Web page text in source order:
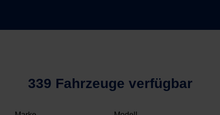
339 Fahrzeuge verfügbar